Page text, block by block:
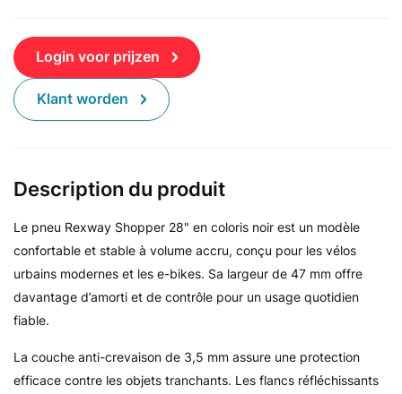
Login voor prijzen
Klant worden
Description du produit
Le pneu Rexway Shopper 28" en coloris noir est un modèle
confortable et stable à volume accru, conçu pour les vélos
urbains modernes et les e-bikes. Sa largeur de 47 mm offre
davantage d’amorti et de contrôle pour un usage quotidien
fiable.
La couche anti-crevaison de 3,5 mm assure une protection
efficace contre les objets tranchants. Les flancs réfléchissants